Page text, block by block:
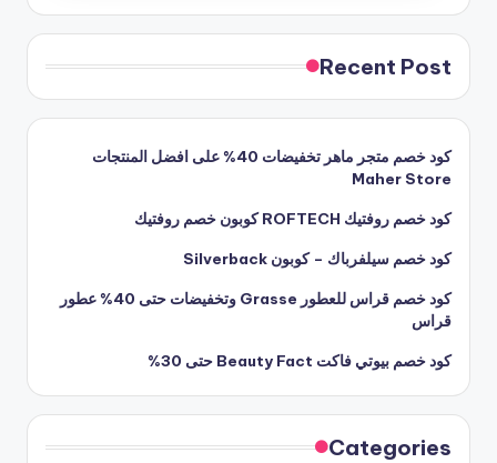
Recent Post
كود خصم متجر ماهر تخفيضات 40% على افضل المنتجات
Maher Store
كود خصم روفتيك ROFTECH كوبون خصم روفتيك
كود خصم سيلفرباك – كوبون Silverback
كود خصم قراس للعطور Grasse وتخفيضات حتى 40% عطور
قراس
كود خصم بيوتي فاكت Beauty Fact حتى 30%
Categories